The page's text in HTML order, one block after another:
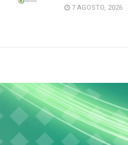
7 AGOSTO, 2026